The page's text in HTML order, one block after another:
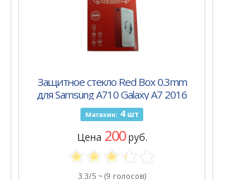
Защитное стекло Red Box 0.3mm
для Samsung A710 Galaxy A7 2016
Магазин: 4шт
Цена 200руб.
3.3/5 ~ (9 голосов)